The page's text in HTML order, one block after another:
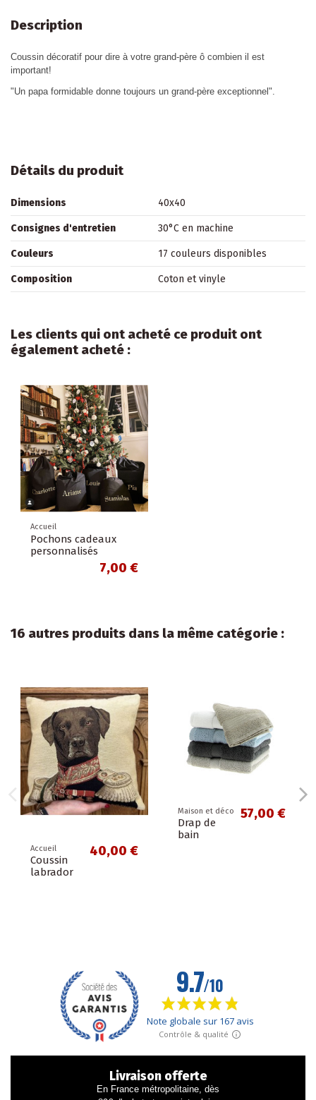
Description
Coussin décoratif pour dire à votre grand-père ô combien il est
important!
"Un papa formidable donne toujours un grand-père exceptionnel".
Détails du produit
Dimensions 40x40
Consignes d'entretien 30°C en machine
Couleurs 17 couleurs disponibles
Composition Coton et vinyle
Les clients qui ont acheté ce produit ont
également acheté :
Accueil
Pochons cadeaux
personnalisés
7,00 €
16 autres produits dans la même catégorie :
Accueil
Coussin
labrador
40,00 €
Maison et déco
Drap de
bain
57,00 €
Livraison offerte
En France métropolitaine, dès